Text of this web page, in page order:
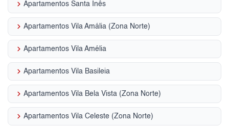
keyboard_arrow_right Apartamentos Santa Inês
keyboard_arrow_right Apartamentos Vila Amália (Zona Norte)
keyboard_arrow_right Apartamentos Vila Amélia
keyboard_arrow_right Apartamentos Vila Basileia
keyboard_arrow_right Apartamentos Vila Bela Vista (Zona Norte)
keyboard_arrow_right Apartamentos Vila Celeste (Zona Norte)